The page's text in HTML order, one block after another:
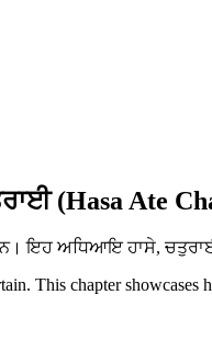
(Hasa Ate
ਇਹ ਅਧਿਆਇ ਹਾਸੇ,
This chapter